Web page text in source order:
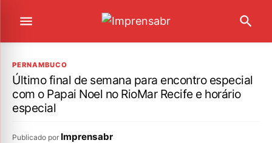
PERNAMBUCO
Último final de semana para encontro especial
com o Papai Noel no RioMar Recife e horário
especial
Publicado por Imprensabr